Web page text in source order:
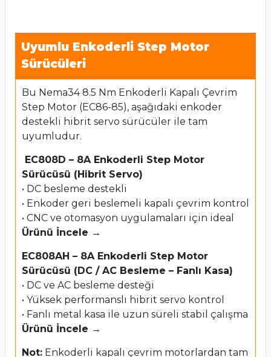
Uyumlu Enkoderli Step Motor
Sürücüleri
Bu Nema34 8.5 Nm Enkoderli Kapalı Çevrim
Step Motor (EC86-85), aşağıdaki enkoder
destekli hibrit servo sürücüler ile tam
uyumludur.
EC808D – 8A Enkoderli Step Motor
Sürücüsü (Hibrit Servo)
• DC besleme destekli
• Enkoder geri beslemeli kapalı çevrim kontrol
• CNC ve otomasyon uygulamaları için ideal
Ürünü İncele →
EC808AH – 8A Enkoderli Step Motor
Sürücüsü (DC / AC Besleme – Fanlı Kasa)
• DC ve AC besleme desteği
• Yüksek performanslı hibrit servo kontrol
• Fanlı metal kasa ile uzun süreli stabil çalışma
Ürünü İncele →
Not: Enkoderli kapalı çevrim motorlardan tam